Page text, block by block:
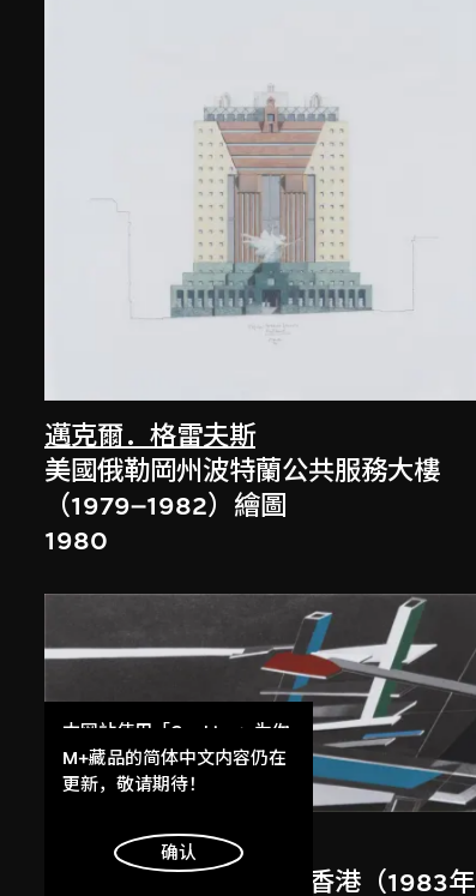
邁克爾．格雷夫斯
美國俄勒岡州波特蘭公共服務大樓
（1979–1982）繪圖
1980
扎哈．哈迪德
展出中
大堂設計，山頂項目，香港（1983年
本网站使用「Cookies」为你
提供最好的网站体验。
了解更多
明白
M+藏品的简体中文内容仍在
更新，敬请期待！
确认